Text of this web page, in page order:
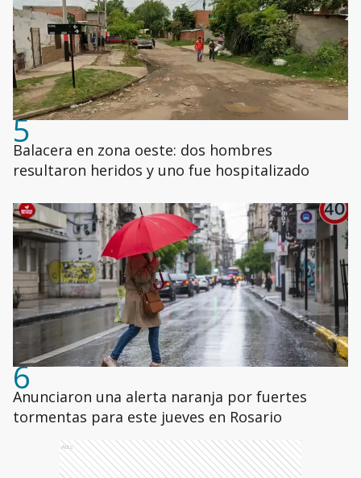
5
Balacera en zona oeste: dos hombres
resultaron heridos y uno fue hospitalizado
6
Anunciaron una alerta naranja por fuertes
tormentas para este jueves en Rosario
Ads